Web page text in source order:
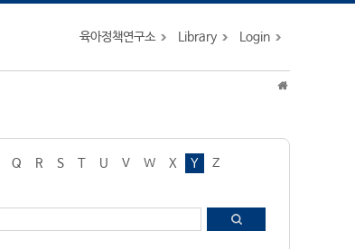
육아정책연구소 Library Login
Q R S T U V W X Y
Z